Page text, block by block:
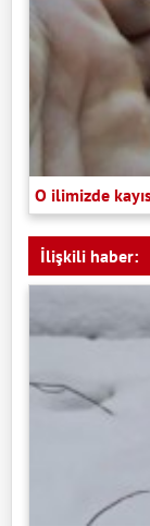
O ilimizde
İlişkili haber: